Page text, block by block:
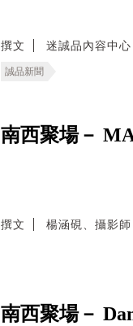
撰文 迷誠品內容中心
誠品新聞
南西聚場－
撰文 楊涵硯、攝影
南西聚場－